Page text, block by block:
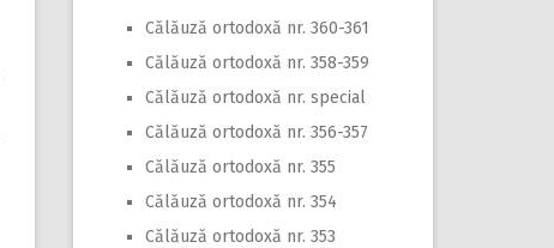
Călăuză ortodoxă nr. 360-361
Călăuză ortodoxă nr. 358-359
Călăuză ortodoxă nr. special
Călăuză ortodoxă nr. 356-357
Călăuză ortodoxă nr. 355
Călăuză ortodoxă nr. 354
Călăuză ortodoxă nr. 353